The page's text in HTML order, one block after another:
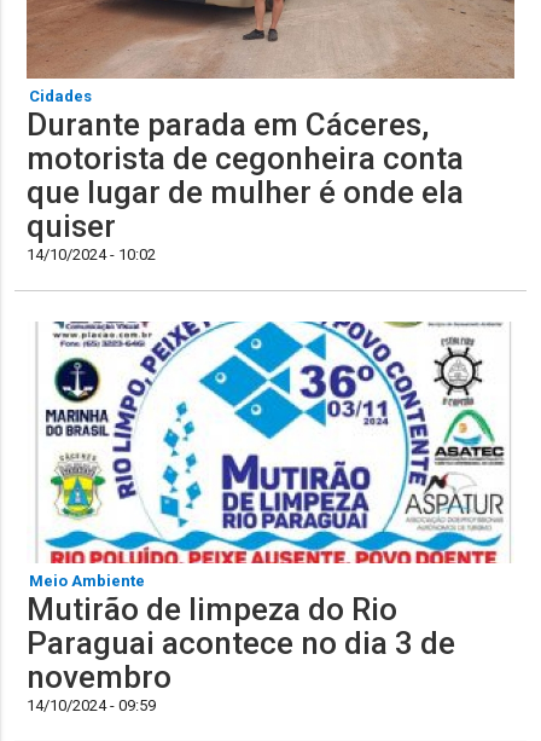
Cidades
Durante parada em Cáceres,
motorista de cegonheira conta
que lugar de mulher é onde ela
quiser
14/10/2024 - 10:02
Meio Ambiente
Mutirão de limpeza do Rio
Paraguai acontece no dia 3 de
novembro
14/10/2024 - 09:59